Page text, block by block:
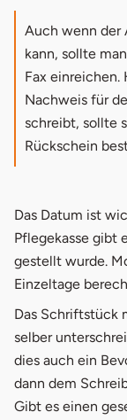
Auch wenn der
kann, sollte
Fax einreichen.
Nachweis für
schreibt, sollte
Rückschein
Das Datum ist
Pflegekasse gibt
gestellt wurde.
Einzeltage
Das Schriftstück
selber
dies auch ein
dann dem
Gibt es einen